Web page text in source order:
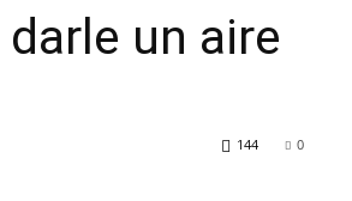
un aire
0
144